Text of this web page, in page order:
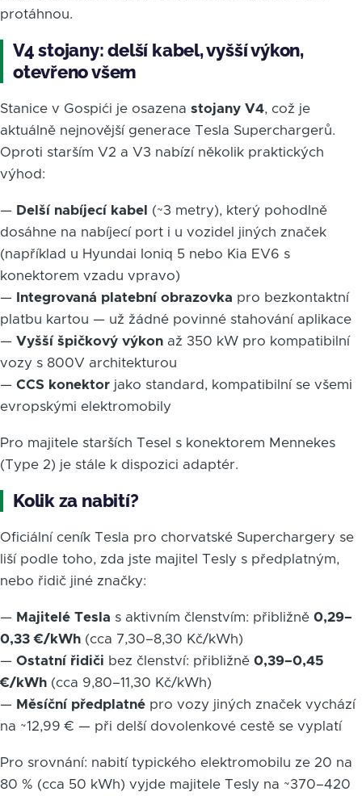
protáhnou.
V4 stojany: delší kabel, vyšší výkon,
otevřeno všem
Stanice v Gospići je osazena stojany V4, což je
aktuálně nejnovější generace Tesla Superchargerů.
Oproti starším V2 a V3 nabízí několik praktických
výhod:
— Delší nabíjecí kabel
(~3 metry), který pohodlně
dosáhne na nabíjecí port i u vozidel jiných značek
(například u Hyundai Ioniq 5 nebo Kia EV6 s
konektorem vzadu vpravo)
—
Integrovaná platební obrazovka pro bezkontaktní
platbu kartou — už žádné povinné stahování aplikace
— Vyšší špičkový výkon až 350 kW pro kompatibilní
vozy s 800V architekturou
— CCS konektor jako standard, kompatibilní se všemi
evropskými elektromobily
Pro majitele starších Tesel s konektorem Mennekes
(Type 2) je stále k dispozici adaptér.
Kolik za nabití?
Oficiální ceník Tesla pro chorvatské Superchargery se
liší podle toho, zda jste majitel Tesly s předplatným,
nebo řidič jiné značky:
— Majitelé Tesla s aktivním členstvím: přibližně 0,29–
0,33 €/kWh (cca 7,30–8,30 Kč/kWh)
— Ostatní řidiči bez členství: přibližně 0,39–0,45
€/kWh (cca 9,80–11,30 Kč/kWh)
— Měsíční předplatné pro vozy jiných značek vychází
na ~12,99 € — při delší dovolenkové cestě se vyplatí
Pro srovnání: nabití typického elektromobilu ze 20 na
80 % (cca 50 kWh) vyjde majitele Tesly na ~370–420